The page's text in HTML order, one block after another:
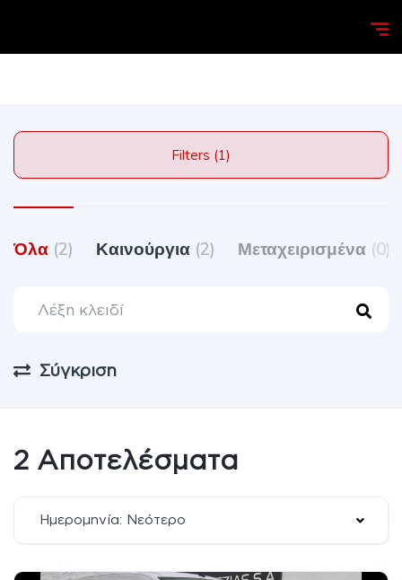
Filters (1)
Όλα (2) Καινούργια (2) Μεταχειρισμένα (0)
Σύγκριση
2 Αποτελέσματα
Ημερομηνία: Νεότερο